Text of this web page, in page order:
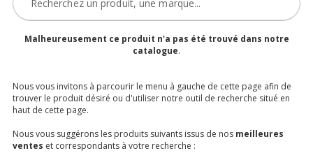
Malheureusement ce produit n'a pas été trouvé dans notre
catalogue.
Nous vous invitons à parcourir le menu à gauche de cette page afin de
trouver le produit désiré ou d'utiliser notre outil de recherche situé en
haut de cette page.
Nous vous suggérons les produits suivants issus de nos meilleures
ventes et correspondants à votre recherche :